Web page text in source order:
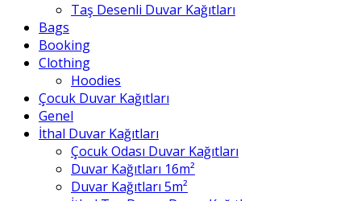
Taş Desenli Duvar Kağıtları
Bags
Booking
Clothing
Hoodies
Çocuk Duvar Kağıtları
Genel
İthal Duvar Kağıtları
Çocuk Odası Duvar Kağıtları
Duvar Kağıtları 16m²
Duvar Kağıtları 5m²